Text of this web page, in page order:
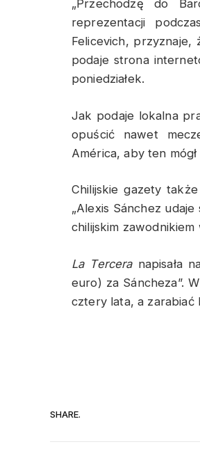
„Przechodzę do
reprezentacji
Felicevich, przyznaje,
podaje strona
poniedziałek.
Jak podaje lokalna
opuścić nawet
América, aby ten
Chilijskie gazety
„Alexis Sánchez
chilijskim zawodnikiem
La Terceranapisała
euro) za Sáncheza”.
cztery lata, a zarabiać
SHARE.